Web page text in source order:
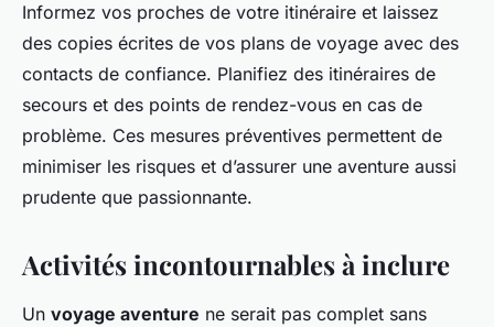
Informez vos proches de votre itinéraire et laissez
des copies écrites de vos plans de voyage avec des
contacts de confiance. Planifiez des itinéraires de
secours et des points de rendez-vous en cas de
problème. Ces mesures préventives permettent de
minimiser les risques et d’assurer une aventure aussi
prudente que passionnante.
Activités incontournables à inclure
Un voyage aventure ne serait pas complet sans